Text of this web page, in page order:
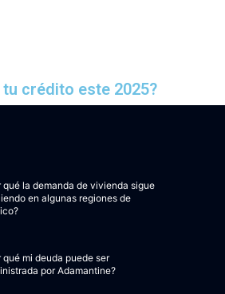
crédito este 2025?
qué la demanda de vivienda sigue
en algunas regiones de
qué mi deuda puede ser
por Adamantine?